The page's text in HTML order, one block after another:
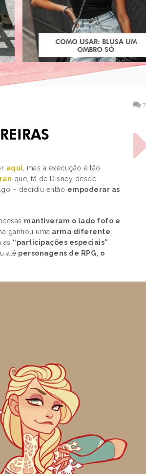
COMO USAR: BLUSA UM
OMBRO SÓ
7
aqui
, mas a execução é tão
que, fã de Disney desde
– decidiu então empoderar as
mantiveram o lado fofo e
ganhou uma arma diferente
as “participações especiais”
até personagens de RPG, o
PRÓXIMO POST